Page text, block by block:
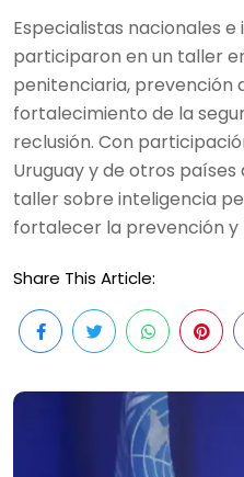
Especialistas nacionales
participaron en un taller
penitenciaria, prevención
fortalecimiento de la
reclusión. Con
Uruguay y de otros países
taller sobre inteligencia
fortalecer la prevención y
Share This Article: